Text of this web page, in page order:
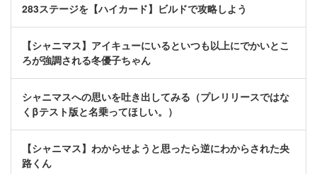
283ステージを【ハイカード】ビルドで攻略しよう
【シャニマス】アイキューにいるといつも以上にでかいとこ
ろが強調される冬優子ちゃん
シャニマスへの思いを吐き出してみる（プレリリースではな
くβテスト版と名乗ってほしい。）
【シャニマス】わからせようと思ったら逆にわからされた央
路くん